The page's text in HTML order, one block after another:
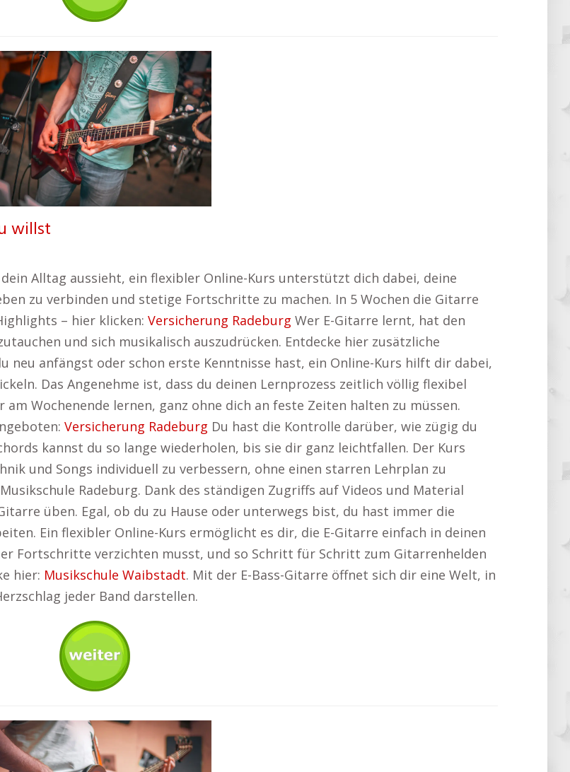
willst
Alltag aussieht, ein flexibler Online-Kurs unterstützt dich dabei, deine
zu verbinden und stetige Fortschritte zu machen. In 5 Wochen die Gitarre
– hier klicken: Versicherung Radeburg Wer E-Gitarre lernt, hat den
und sich musikalisch auszudrücken. Entdecke hier zusätzliche
neu anfängst oder schon erste Kenntnisse hast, ein Online-Kurs hilft dir dabei,
Das Angenehme ist, dass du deinen Lernprozess zeitlich völlig flexibel
Wochenende lernen, ganz ohne dich an feste Zeiten halten zu müssen.
Versicherung Radeburg Du hast die Kontrolle darüber, wie zügig du
kannst du so lange wiederholen, bis sie dir ganz leichtfallen. Der Kurs
und Songs individuell zu verbessern, ohne einen starren Lehrplan zu
Radeburg. Dank des ständigen Zugriffs auf Videos und Material
üben. Egal, ob du zu Hause oder unterwegs bist, du hast immer die
Ein flexibler Online-Kurs ermöglicht es dir, die E-Gitarre einfach in deinen
Fortschritte verzichten musst, und so Schritt für Schritt zum Gitarrenhelden
hier: Musikschule Waibstadt. Mit der E-Bass-Gitarre öffnet sich dir eine Welt, in
jeder Band darstellen.